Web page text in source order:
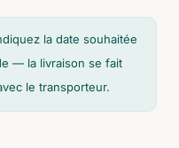
la date souhaitée
— la livraison se fait
le transporteur.